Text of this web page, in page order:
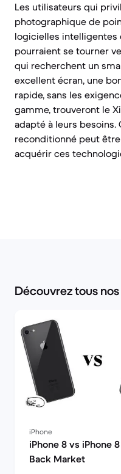
Les utilisateurs qui
photographique de
logicielles
pourraient se tourner
qui recherchent un
excellent écran, une
rapide, sans les
gamme, trouveront le
adapté à leurs besoins.
reconditionné peut
acquérir ces
Découvrez tous
iPhone
iPhone 8 vs iPhone
Back Market